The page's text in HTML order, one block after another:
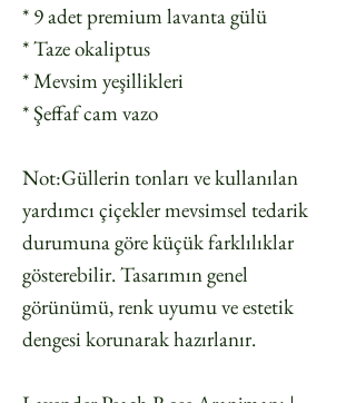
* 9 adet premium lavanta gülü
* Taze okaliptus
* Mevsim yeşillikleri
* Şeffaf cam vazo
Not:Güllerin tonları ve kullanılan
yardımcı çiçekler mevsimsel tedarik
durumuna göre küçük farklılıklar
gösterebilir. Tasarımın genel
görünümü, renk uyumu ve estetik
dengesi korunarak hazırlanır.